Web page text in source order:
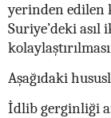
yerinden edilen
Suriye’deki
Aşağıdaki
İdlib gerginliği